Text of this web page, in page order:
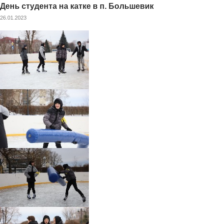
День студента на катке в п. Большевик
26.01.2023